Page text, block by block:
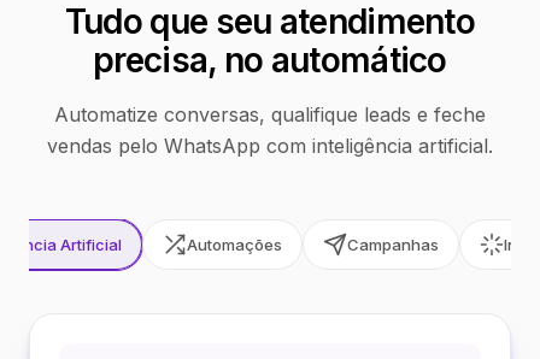
Tudo que seu atendimento
precisa, no automático
Automatize conversas, qualifique leads e feche
vendas pelo WhatsApp com inteligência artificial.
Artificial Automações Campanhas